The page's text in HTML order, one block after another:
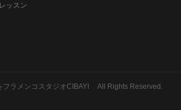
ッスン
フラメンコスタジオCIBAYI All Rights Reserved.